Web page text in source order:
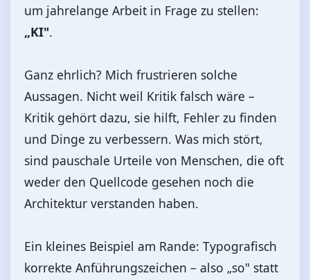
um jahrelange Arbeit in Frage zu stellen:
„KI".
Ganz ehrlich? Mich frustrieren solche
Aussagen. Nicht weil Kritik falsch wäre –
Kritik gehört dazu, sie hilft, Fehler zu finden
und Dinge zu verbessern. Was mich stört,
sind pauschale Urteile von Menschen, die oft
weder den Quellcode gesehen noch die
Architektur verstanden haben.
Ein kleines Beispiel am Rande: Typografisch
korrekte Anführungszeichen – also „so" statt